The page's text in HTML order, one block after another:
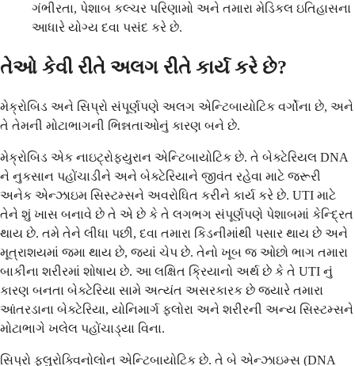
ગંભીરતા, પેશાબ કલ્ચર પરિણામો અને તમારા મેડિકલ ઇતિહાસના
આધારે યોગ્ય દવા પસંદ કરે છે.
તેઓ કેવી રીતે અલગ રીતે કાર્ય કરે છે?
મેક્રોબિડ અને સિપ્રો સંપૂર્ણપણે અલગ એન્ટિબાયોટિક વર્ગોના છે, અને
તે તેમની મોટાભાગની ભિન્નતાઓનું કારણ બને છે.
મેક્રોબિડ એક નાઇટ્રોફ્યુરાન એન્ટિબાયોટિક છે. તે બેક્ટેરિયલ DNA
ને નુકસાન પહોંચાડીને અને બેક્ટેરિયાને જીવંત રહેવા માટે જરૂરી
અનેક એન્ઝાઇમ સિસ્ટમ્સને અવરોધિત કરીને કાર્ય કરે છે. UTI માટે
તેને શું ખાસ બનાવે છે તે એ છે કે તે લગભગ સંપૂર્ણપણે પેશાબમાં કેન્દ્રિત
થાય છે. તમે તેને લીધા પછી, દવા તમારા કિડનીમાંથી પસાર થાય છે અને
મૂત્રાશયમાં જમા થાય છે, જ્યાં ચેપ છે. તેનો ખૂબ જ ઓછો ભાગ તમારા
બાકીના શરીરમાં શોષાય છે. આ લક્ષિત ક્રિયાનો અર્થ છે કે તે UTI નું
કારણ બનતા બેક્ટેરિયા સામે અત્યંત અસરકારક છે જ્યારે તમારા
આંતરડાના બેક્ટેરિયા, યોનિમાર્ગ ફ્લોરા અને શરીરની અન્ય સિસ્ટમ્સને
મોટાભાગે ખલેલ પહોંચાડ્યા વિના.
સિપ્રો ફ્લુરોક્વિનોલોન એન્ટિબાયોટિક છે. તે બે એન્ઝાઇમ્સ (DNA